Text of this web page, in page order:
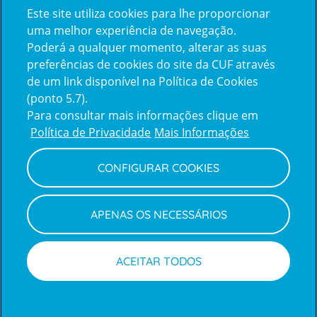
certification2certification3
Reclamações
e
elogios
Policy
Política de Privacidade e Cookies
Termos e Condições
Declaração de Acessibilidade
Canal de Denúncias
Informações legais
Este site utiliza cookies para lhe proporcionar
uma melhor experiência de navegação.
Poderá a qualquer momento, alterar as suas
preferências de cookies do site da CUF através
de um link disponível na Política de Cookies
(ponto 5.7).
Para consultar mais informações clique em
Política de Privacidade Mais Informações
CONFIGURAR COOKIES
APENAS OS NECESSÁRIOS
ACEITAR TODOS